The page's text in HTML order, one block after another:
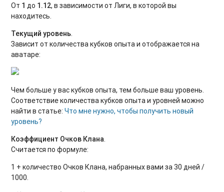
От 1 до 1.12, в зависимости от Лиги, в которой вы
находитесь.
Текущий уровень.
Зависит от количества кубков опыта и отображается на
аватаре:
Чем больше у вас кубков опыта, тем больше ваш уровень.
Соответствие количества кубков опыта и уровней можно
найти в статье:Что мне нужно, чтобы получить новый
уровень?
Коэффициент Очков Клана.
Считается по формуле:
1 + количество Очков Клана, набранных вами за 30 дней /
1000.